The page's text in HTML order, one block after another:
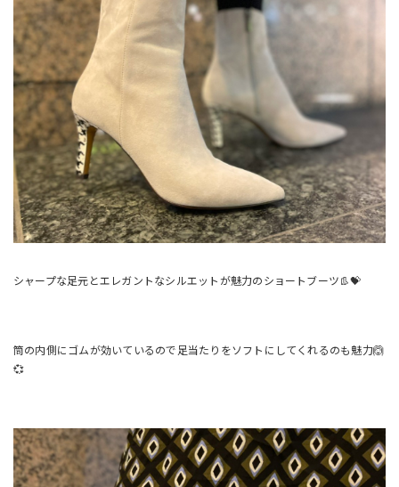
シャープな足元とエレガントなシルエットが魅力のショートブーツ👢💝
筒の内側にゴムが効いているので足当たりをソフトにしてくれるのも魅力🙆
💞